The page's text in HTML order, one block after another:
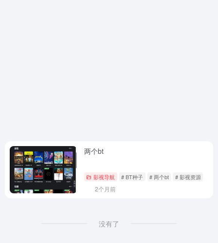
两个bt
影视导航 # BT种子 # 两个bt # 影视资源
2个月前
没有了